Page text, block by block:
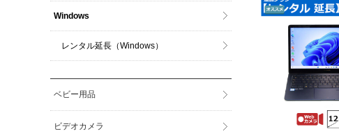
Windows
レンタル延長（Windows）
ベビー用品
ビデオカメラ